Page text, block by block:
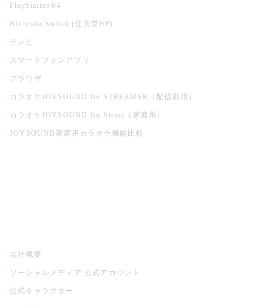
PlayStation®4
Nintendo Switch (任天堂HP)
テレビ
スマートフォンアプリ
ブラウザ
カラオケJOYSOUND for STREAMER（配信利用）
カラオケJOYSOUND for Steam（家庭用）
JOYSOUND家庭用カラオケ機能比較
会社概要
ソーシャルメディア 公式アカウント
公式キャラクター